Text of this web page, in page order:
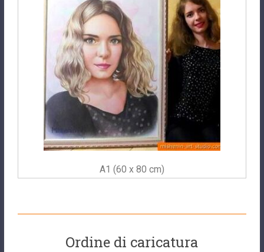
A1 (60 x 80 cm)
Ordine di caricatura